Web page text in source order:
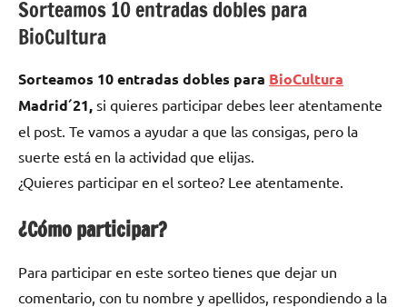
Sorteamos 10 entradas dobles para
BioCultura
Sorteamos 10 entradas dobles para BioCultura
Madrid´21, si quieres participar debes leer atentamente
el post. Te vamos a ayudar a que las consigas, pero la
suerte está en la actividad que elijas.
¿Quieres participar en el sorteo? Lee atentamente.
¿Cómo participar?
Para participar en este sorteo tienes que dejar un
comentario, con tu nombre y apellidos, respondiendo a la